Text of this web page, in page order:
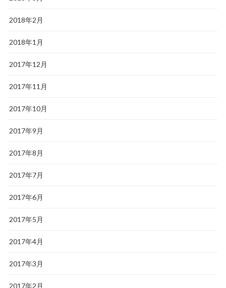
2018年2月
2018年1月
2017年12月
2017年11月
2017年10月
2017年9月
2017年8月
2017年7月
2017年6月
2017年5月
2017年4月
2017年3月
2017年2月